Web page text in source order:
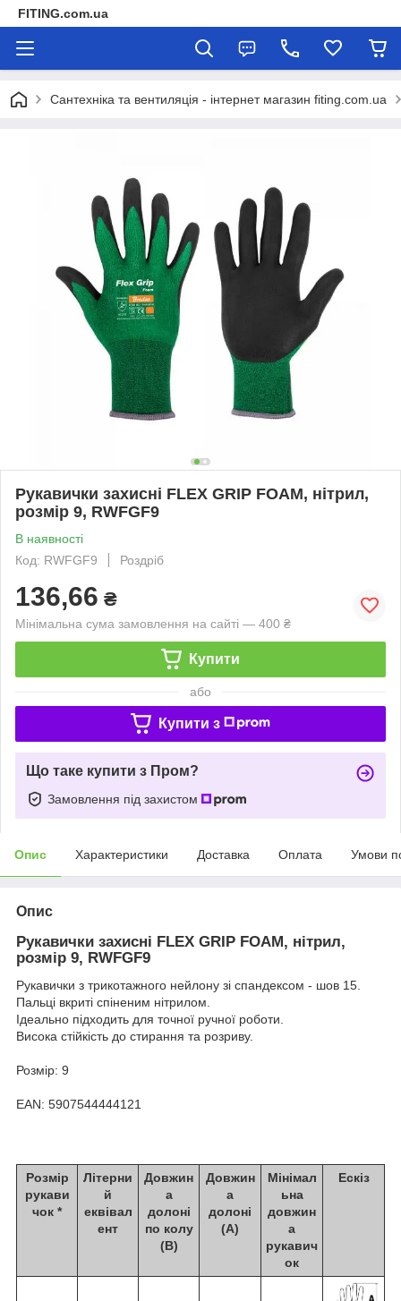
FITING.com.ua
Сантехніка та вентиляція - інтернет магазин fiting.com.ua
Рукавички захисні FLEX GRIP FOAM, нітрил,
розмір 9, RWFGF9
В наявності
Код: RWFGF9
Роздріб
136,66 ₴
Мінімальна сума замовлення на сайті — 400 ₴
Купити
або
Купити з
Що таке купити з Пром?
Замовлення під захистом
Опис Характеристики Доставка Оплата Умови
Опис
Рукавички захисні FLEX GRIP FOAM, нітрил,
розмір 9, RWFGF9
Рукавички з трикотажного нейлону зі спандексом - шов 15.
Пальці вкриті спіненим нітрилом.
Ідеально підходить для точної ручної роботи.
Висока стійкість до стирання та розриву.
Розмір: 9
EAN: 5907544444121
Розмір
рукави
чок *
Літерни
й
еквівал
ент
Довжин
а
долоні
по колу
(В)
Довжин
а
долоні
(А)
Мінімал
ьна
довжин
а
рукавич
ок
Ескіз